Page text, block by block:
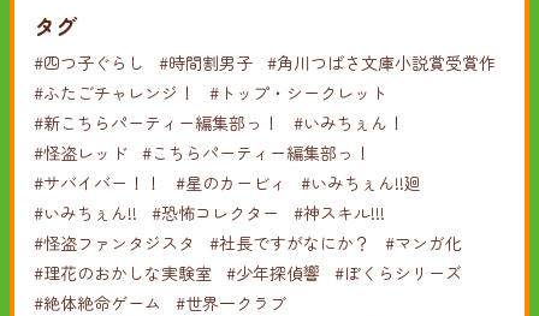
タグ
#四つ子ぐらし #時間割男子 #角川つばさ文庫小説賞受賞作
#ふたごチャレンジ！
#トップ・シークレット
#新こちらパーティー編集部っ！
#いみちぇん！
#怪盗レッド #こちらパーティー編集部っ！
#サバイバー！！
#星のカービィ
#いみちぇん!!廻
#いみちぇん!!
#恐怖コレクター
#神スキル!!!
#怪盗ファンタジスタ
#社長ですがなにか？
#マンガ化
#理花のおかしな実験室 #少年探偵響
#ぼくらシリーズ
#絶体絶命ゲーム
#世界一クラブ